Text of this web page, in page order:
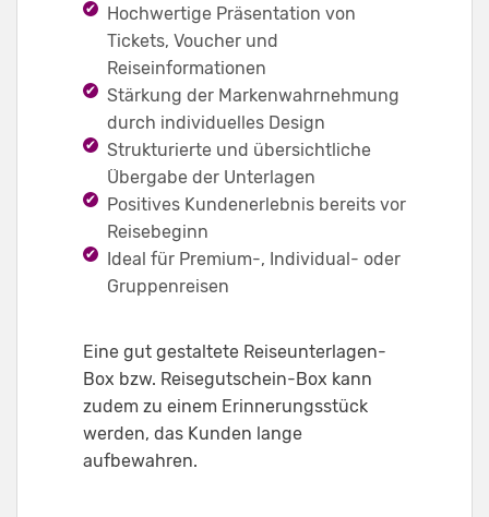
Hochwertige Präsentation von
Tickets, Voucher und
Reiseinformationen
Stärkung der Markenwahrnehmung
durch individuelles Design
Strukturierte und übersichtliche
Übergabe der Unterlagen
Positives Kundenerlebnis bereits vor
Reisebeginn
Ideal für Premium-, Individual- oder
Gruppenreisen
Eine gut gestaltete Reiseunterlagen-
Box bzw. Reisegutschein-Box kann
zudem zu einem Erinnerungsstück
werden, das Kunden lange
aufbewahren.